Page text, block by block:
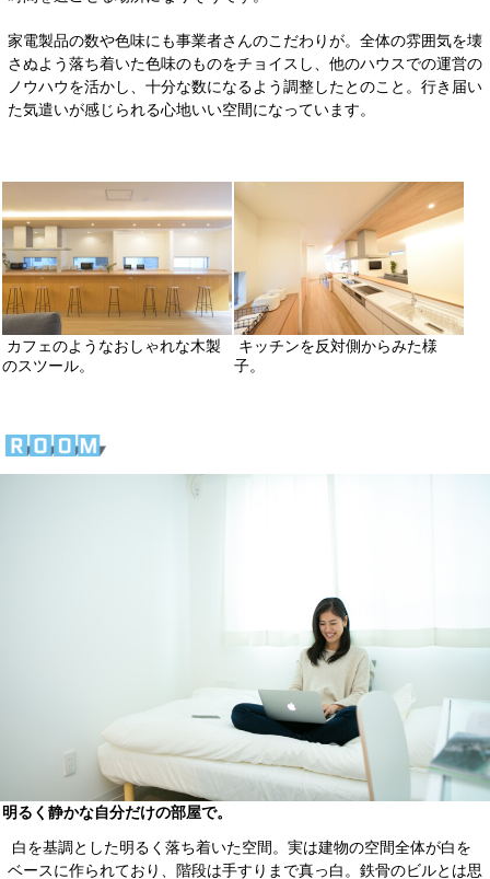
家電製品の数や色味にも事業者さんのこだわりが。全体の雰囲気を壊
さぬよう落ち着いた色味のものをチョイスし、他のハウスでの運営の
ノウハウを活かし、十分な数になるよう調整したとのこと。行き届い
た気遣いが感じられる心地いい空間になっています。
カフェのようなおしゃれな木製
のスツール。
キッチンを反対側からみた様
子。
明るく静かな自分だけの部屋で。
白を基調とした明るく落ち着いた空間。実は建物の空間全体が白を
ベースに作られており、階段は手すりまで真っ白。鉄骨のビルとは思